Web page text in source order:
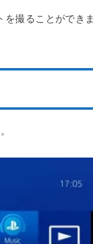
撮ることができま